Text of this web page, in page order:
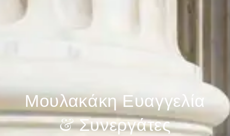
Μουλακάκη Ευαγγελία
& Συνεργάτες